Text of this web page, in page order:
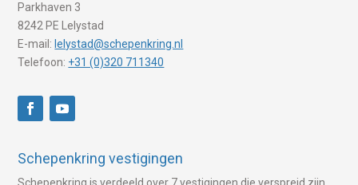
Parkhaven 3
8242 PE Lelystad
E-mail: lelystad@schepenkring.nl
Telefoon: +31 (0)320 711340
Schepenkring vestigingen